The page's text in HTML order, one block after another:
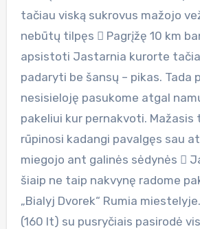
tačiau viską sukrovus mažojo
nebūtų tilpęs  Pagrįžę 10 km
apsistoti Jastarnia kurorte
padaryti be šansų – pikas. Tada
nesisieloję pasukome atgal
pakeliui kur pernakvoti. Mažasis
rūpinosi kadangi pavalgęs sau
miegojo ant galinės sėdynės 
šiaip ne taip nakvynę radome
„Bialyj Dvorek“ Rumia
(160 lt) su pusryčiais pasirodė